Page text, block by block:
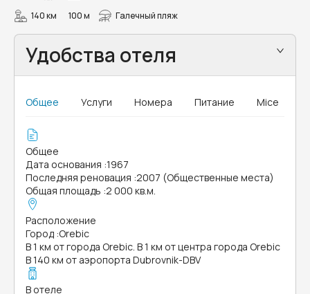
140 км 100 м Галечный пляж
Удобства отеля
Общее Услуги Номера Питание Mice
Общее
Дата основания :1967
Последняя реновация :2007 (Общественные места)
Общая площадь :2 000 кв.м.
Расположение
Город :Orebic
В 1 км от города Orebic. В 1 км от центра города Orebic
В 140 км от аэропорта Dubrovnik-DBV
В отеле